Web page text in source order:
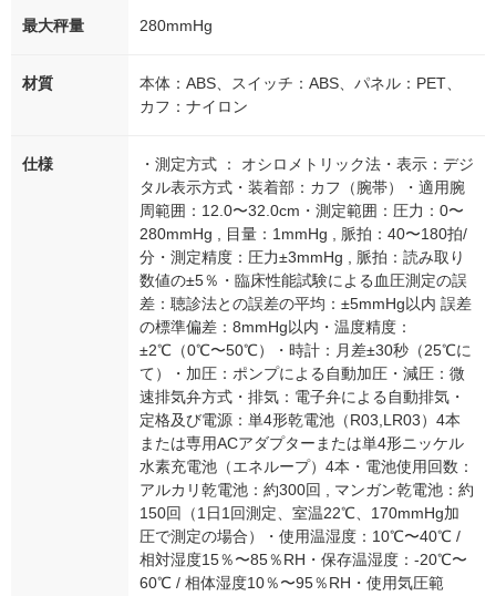
最大秤量 280mmHg
材質
本体：ABS、スイッチ：ABS、パネル：PET、
カフ：ナイロン
仕様
・測定方式 ： オシロメトリック法・表示：デジ
タル表示方式・装着部：カフ（腕帯）・適用腕
周範囲：12.0〜32.0cm・測定範囲：圧力：0〜
280mmHg , 目量：1mmHg , 脈拍：40〜180拍/
分・測定精度：圧力±3mmHg , 脈拍：読み取り
数値の±5％・臨床性能試験による血圧測定の誤
差：聴診法との誤差の平均：±5mmHg以内 誤差
の標準偏差：8mmHg以内・温度精度：
±2℃（0℃〜50℃）・時計：月差±30秒（25℃に
て）・加圧：ポンプによる自動加圧・減圧：微
速排気弁方式・排気：電子弁による自動排気・
定格及び電源：単4形乾電池（R03,LR03）4本
または専用ACアダプターまたは単4形ニッケル
水素充電池（エネループ）4本・電池使用回数：
アルカリ乾電池：約300回 , マンガン乾電池：約
150回（1日1回測定、室温22℃、170mmHg加
圧で測定の場合）・使用温湿度：10℃〜40℃ /
相対湿度15％〜85％RH・保存温湿度：-20℃〜
60℃ / 相体湿度10％〜95％RH・使用気圧範